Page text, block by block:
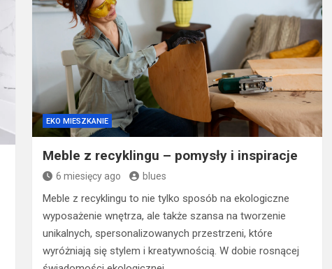
EKO MIESZKANIE
Meble z recyklingu – pomysły i inspiracje
6 miesięcy ago blues
Meble z recyklingu to nie tylko sposób na ekologiczne
wyposażenie wnętrza, ale także szansa na tworzenie
unikalnych, spersonalizowanych przestrzeni, które
wyróżniają się stylem i kreatywnością. W dobie rosnącej